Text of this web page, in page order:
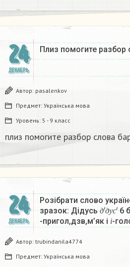
24
ДЕКАБРЬ
Плиз помогите разбор
Автор: pasalenkov
Предмет: Українська мова
Уровень: 5 - 9 класс
плиз помогите разбор слова
24
ДЕКАБРЬ
Розібрати слово
зразок: Дідусь д д ус
д′д ус′
6
-пригол,дзв,м’як і
і
і-
Автор: trubindanila4774
Предмет: Українська мова